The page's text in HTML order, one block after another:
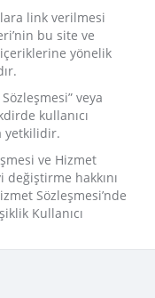
link verilmesi
bu site ve
yönelik
veya
kullanıcı
yetkilidir.
ve Hizmet
hakkını
Sözleşmesi’nde
Kullanıcı